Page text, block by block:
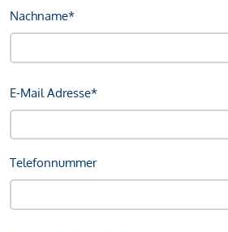
Nachname*
E-Mail Adresse*
Telefonnummer